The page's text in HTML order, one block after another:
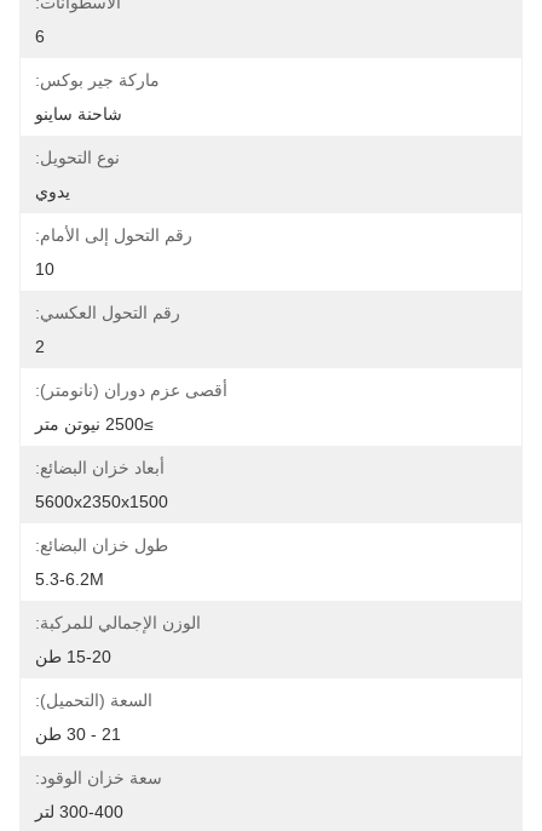
6
ماركة جير بوكس:
شاحنة ساينو
نوع التحويل:
يدوي
رقم التحول إلى الأمام:
10
رقم التحول العكسي:
2
أقصى عزم دوران (نانومتر):
≥2500 نيوتن متر
أبعاد خزان البضائع:
5600x2350x1500
طول خزان البضائع:
5.3-6.2M
الوزن الإجمالي للمركبة:
15-20 طن
السعة (التحميل):
21 - 30 طن
سعة خزان الوقود:
300-400 لتر